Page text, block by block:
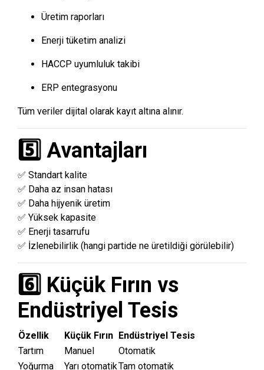
Üretim raporları
Enerji tüketim analizi
HACCP uyumluluk takibi
ERP entegrasyonu
Tüm veriler dijital olarak kayıt altına alınır.
5️⃣ Avantajları
✅ Standart kalite
✅ Daha az insan hatası
✅ Daha hijyenik üretim
✅ Yüksek kapasite
✅ Enerji tasarrufu
✅ İzlenebilirlik (hangi partide ne üretildiği görülebilir)
6️⃣ Küçük Fırın vs
Endüstriyel Tesis
Özellik Küçük Fırın Endüstriyel Tesis
Tartım
Manuel
Otomatik
Yoğurma
Yarı otomatikTam otomatik